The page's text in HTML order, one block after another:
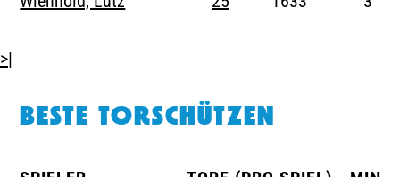
>|
BESTE TORSCHÜTZEN